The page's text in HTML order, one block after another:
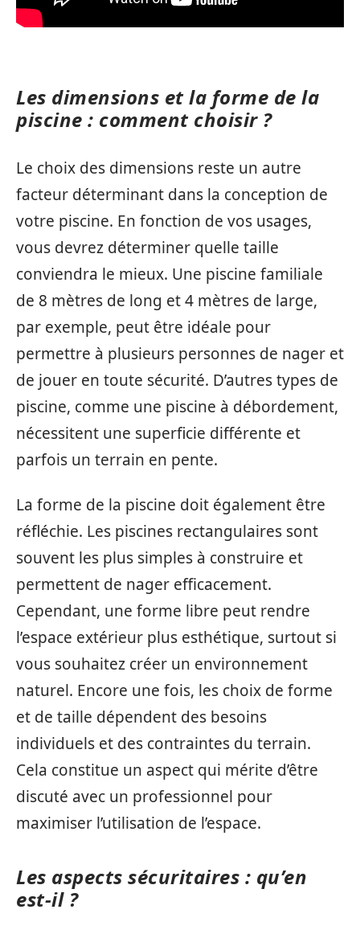
Les dimensions et la forme de la
piscine : comment choisir ?
Le choix des dimensions reste un autre
facteur déterminant dans la conception de
votre piscine. En fonction de vos usages,
vous devrez déterminer quelle taille
conviendra le mieux. Une piscine familiale
de 8 mètres de long et 4 mètres de large,
par exemple, peut être idéale pour
permettre à plusieurs personnes de nager et
de jouer en toute sécurité. D’autres types de
piscine, comme une piscine à débordement,
nécessitent une superficie différente et
parfois un terrain en pente.
La forme de la piscine doit également être
réfléchie. Les piscines rectangulaires sont
souvent les plus simples à construire et
permettent de nager efficacement.
Cependant, une forme libre peut rendre
l’espace extérieur plus esthétique, surtout si
vous souhaitez créer un environnement
naturel. Encore une fois, les choix de forme
et de taille dépendent des besoins
individuels et des contraintes du terrain.
Cela constitue un aspect qui mérite d’être
discuté avec un professionnel pour
maximiser l’utilisation de l’espace.
Les aspects sécuritaires : qu’en
est-il ?